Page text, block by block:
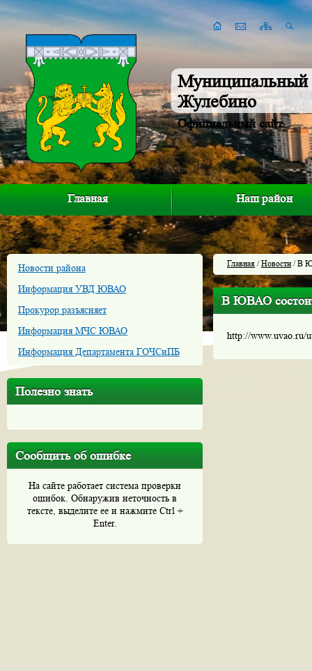
Муниципальный
Жулебино
Официальный сайт
Главная Наш район
Новости района
Информация УВД ЮВАО
Прокурор разъясняет
Информация МЧС ЮВАО
Информация Департамента ГОЧСиПБ
Полезно знать
Сообщить об ошибке
На сайте работает система проверки
ошибок. Обнаружив неточность в
тексте, выделите ее и нажмите Ctrl +
Enter.
Главная /Новости/ В
В ЮВАО
http://www.uvao.ru/